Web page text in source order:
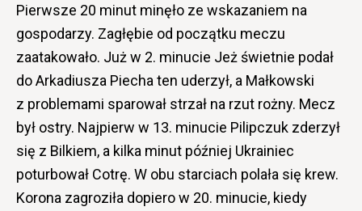
Pierwsze 20 minut minęło ze wskazaniem na
gospodarzy. Zagłębie od początku meczu
zaatakowało. Już w 2. minucie Jeż świetnie podał
do Arkadiusza Piecha ten uderzył, a Małkowski
z problemami sparował strzał na rzut rożny. Mecz
był ostry. Najpierw w 13. minucie Pilipczuk zderzył
się z Bilkiem, a kilka minut później Ukrainiec
poturbował Cotrę. W obu starciach polała się krew.
Korona zagroziła dopiero w 20. minucie, kiedy